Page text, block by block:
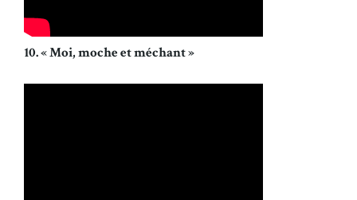
10. « Moi, moche et méchant »